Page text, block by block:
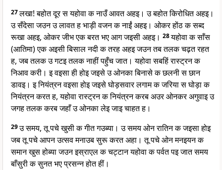
27लखा! बहोत दूर स यहोवा क नाउँ आवत अहइ। उ बहोत किरोधित अहइ।
उ सँदेसा जउन उ लावत ह भाड़ी वजन क नाईं अहइ। ओकर होंठ क सब्द
रूखा अहइ, ओकर जीभ एक बरत भए आग जइसी अहइ। 28यहोवा क साँस
(आतिमा) एक अइसी बिसाल नदी क तरह अहइ जउन तब तलक चढ़त रहत
ह, जब तलक उ गटइ तलक नाहीं पहुँच जात। यहोवा सबहिं रास्ट्रन क
निआव करी। इ वइसा ही होइ जइसे उ ओनका बिनासे क छलनी स छान
डावइ। इ नियंत्रन वइसा होइ जइसे घोड़सवार लगाम क जरिया स घोड़ा क
नियंत्रन करत ह, यहोवा रास्ट्रन क नियंत्रन करब अउर ओनकर अगुवाइ उ
जगह तलक करब जहाँ उ ओनका लेइ जाइ चाहत ह।
29उ समय, तू पचे खुसी क गीत गउब्या। उ समय ओन रातिन क जइसा होइ
जब तू पचे आपन उत्सव मनाउब सुरू करत अहा। तू पचे ओन मनइयन क
समान खुस होब्या जउन इस्राएल क चट्टान यहोवा क पर्वत पइ जात समय
बाँसुरी क सुनत भए प्रसन्न होत हीं।